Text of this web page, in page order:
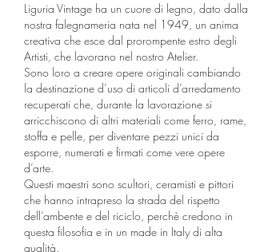
Liguria Vintage ha un cuore di legno, dato dalla
nostra falegnameria nata nel 1949, un anima
creativa che esce dal prorompente estro degli
Artisti, che lavorano nel nostro Atelier.
Sono loro a creare opere originali cambiando
la destinazione d’uso di articoli d’arredamento
recuperati che, durante la lavorazione si
arricchiscono di altri materiali come ferro, rame,
stoffa e pelle, per diventare pezzi unici da
esporre, numerati e firmati come vere opere
d’arte.
Questi maestri sono scultori, ceramisti e pittori
che hanno intrapreso la strada del rispetto
dell’ambente e del riciclo, perchè credono in
questa filosofia e in un made in Italy di alta
qualità.